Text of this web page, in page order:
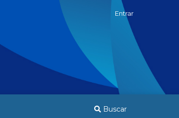
Buscar
Entrar